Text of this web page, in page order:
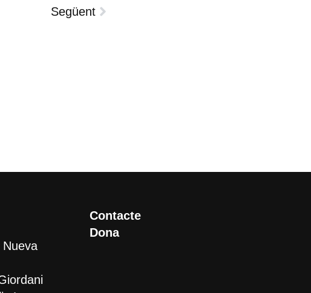
Següent
Nueva
Contacte
Dona